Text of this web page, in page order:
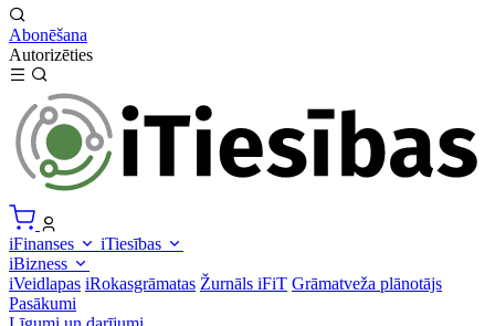
Abonēšana
Autorizēties
iFinanses
iTiesības
iBizness
iVeidlapas iRokasgrāmatas Žurnāls iFiT Grāmatveža plānotājs
Pasākumi